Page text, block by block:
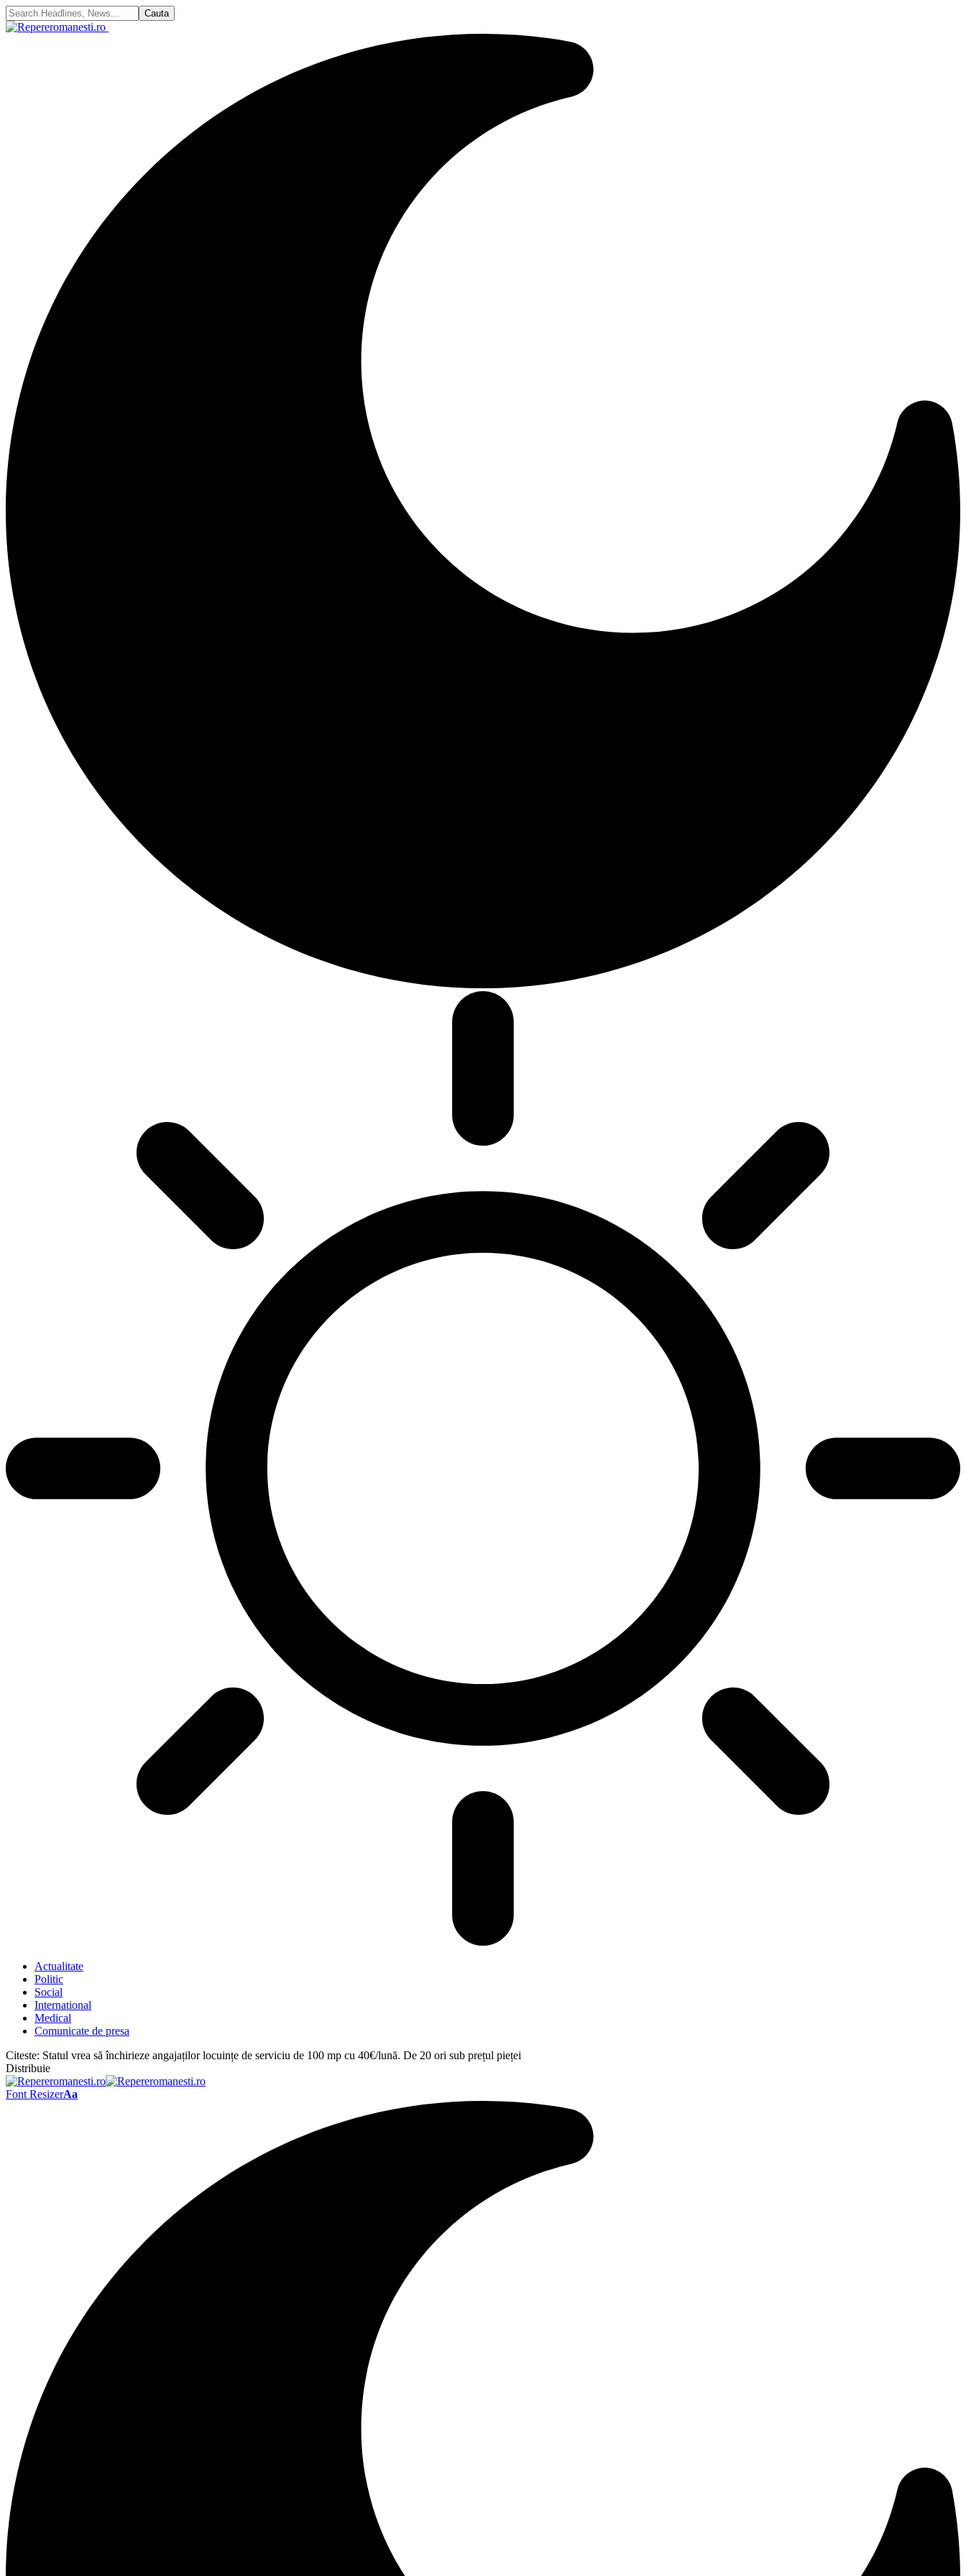
Actualitate
Politic
Social
International
Medical
Comunicate de presa
Citeste: Statul vrea să închirieze angajaților locuințe de serviciu de 100 mp cu 40€/lună. De 20 ori sub prețul pieței
Distribuie
Font ResizerAa